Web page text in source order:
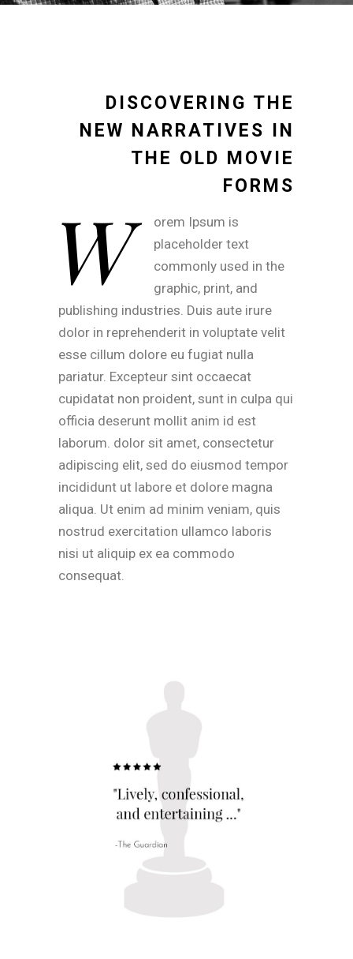
DISCOVERING THE
NEW NARRATIVES IN
THE OLD MOVIE
FORMS
W
orem Ipsum is
placeholder text
commonly used in the
graphic, print, and
publishing industries. Duis aute irure
dolor in reprehenderit in voluptate velit
esse cillum dolore eu fugiat nulla
pariatur. Excepteur sint occaecat
cupidatat non proident, sunt in culpa qui
officia deserunt mollit anim id est
laborum. dolor sit amet, consectetur
adipiscing elit, sed do eiusmod tempor
incididunt ut labore et dolore magna
aliqua. Ut enim ad minim veniam, quis
nostrud exercitation ullamco laboris
nisi ut aliquip ex ea commodo
consequat.